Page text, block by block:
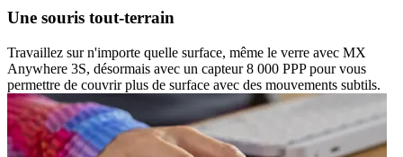
Une souris tout-terrain
Travaillez sur n'importe quelle surface, même le verre avec MX
Anywhere 3S, désormais avec un capteur 8 000 PPP pour vous
permettre de couvrir plus de surface avec des mouvements subtils.